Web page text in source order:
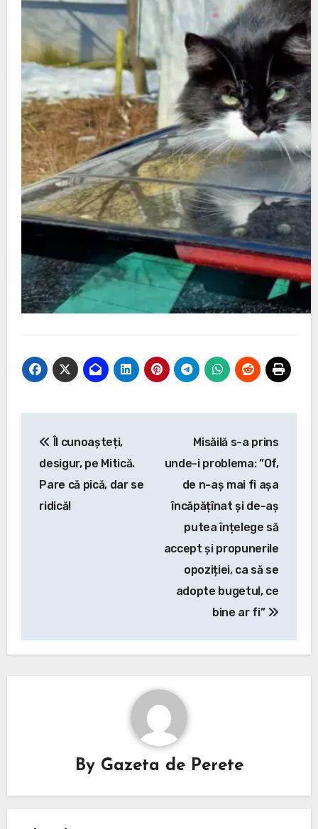
navigation
Îl cunoașteți,
desigur, pe Mitică.
Pare că pică, dar se
ridică!
Misăilă s-a prins
unde-i problema: ”Of,
de n-aș mai fi așa
încăpățînat și de-aș
putea înțelege să
accept și propunerile
opoziției, ca să se
adopte bugetul, ce
bine ar fi”
By Gazeta de Perete